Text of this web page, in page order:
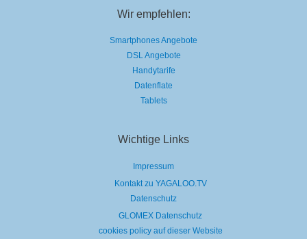
Wir empfehlen:
Smartphones Angebote
DSL Angebote
Handytarife
Datenflate
Tablets
Wichtige Links
Impressum
Kontakt zu YAGALOO.TV
Datenschutz
GLOMEX Datenschutz
cookies policy auf dieser Website